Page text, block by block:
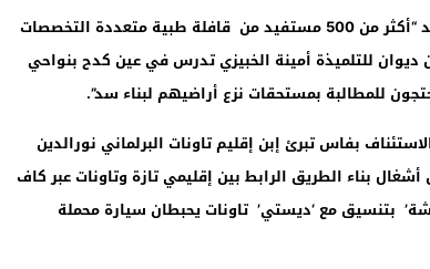
ومن بين المواضيع الهامة التي تضمنها العدد الأخير نجد “أكثر من 500 مستفيد من قافلة طبية متعددة التخصصات
ديوان للتلميذة أمينة الخبيزي تدرس في عين كدح بنواحي
للمطالبة بمستحقات نزع أراضيهم لبناء سد”.
بفاس تبرئ إبن إقليم تاونات البرلماني نورالدين
بناء الطريق الرابط بين إقليمي تازة وتاونات عبر كاف
بتنسيق مع ‘ديستي’ تاونات يحبطان سيارة محملة